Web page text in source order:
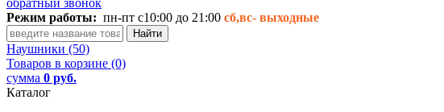
обратный звонок
Режим работы: пн-пт с10:00 до 21:00 сб,вс- выходные
Наушники (50)
Товаров в корзине (0)
сумма 0 руб.
Каталог